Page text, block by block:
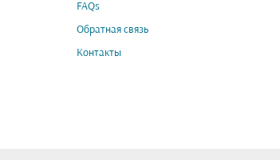
FAQs
Обратная связь
Контакты